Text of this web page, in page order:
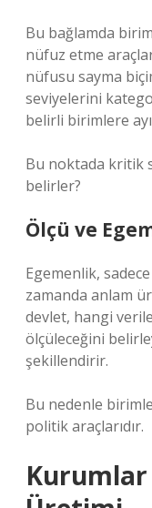
Bu bağlamda
nüfuz etme
nüfusu sayma
seviyelerini
belirli birimlere
Bu noktada kritik
belirler?
Ölçü ve
Egemenlik,
zamanda anlam
devlet, hangi
ölçüleceğini
şekillendirir.
Bu nedenle
politik araçlarıdır.
Kurumlar